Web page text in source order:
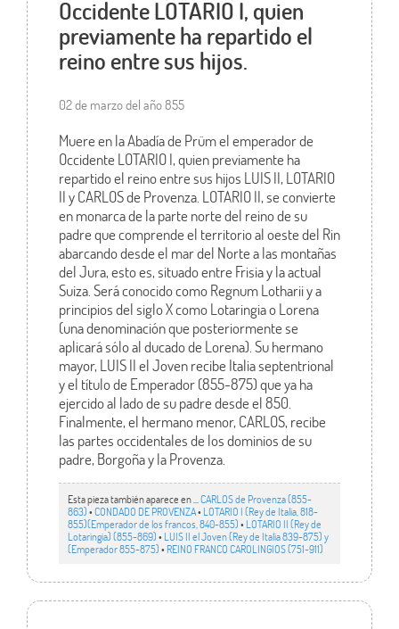
Occidente LOTARIO I, quien
previamente ha repartido el
reino entre sus hijos.
02 de marzo del año 855
Muere en la Abadía de Prüm el emperador de
Occidente LOTARIO I, quien previamente ha
repartido el reino entre sus hijos LUIS II, LOTARIO
II y CARLOS de Provenza. LOTARIO II, se convierte
en monarca de la parte norte del reino de su
padre que comprende el territorio al oeste del Rin
abarcando desde el mar del Norte a las montañas
del Jura, esto es, situado entre Frisia y la actual
Suiza. Será conocido como Regnum Lotharii y a
principios del siglo X como Lotaringia o Lorena
(una denominación que posteriormente se
aplicará sólo al ducado de Lorena). Su hermano
mayor, LUIS II el Joven recibe Italia septentrional
y el título de Emperador (855-875) que ya ha
ejercido al lado de su padre desde el 850.
Finalmente, el hermano menor, CARLOS, recibe
las partes occidentales de los dominios de su
padre, Borgoña y la Provenza.
Esta pieza también aparece en ... CARLOS de Provenza (855-
863)•CONDADO DE PROVENZA• LOTARIO I (Rey de Italia, 818-
855)(Emperador de los francos, 840-855)• LOTARIO II (Rey de
Lotaringia) (855-869)• LUIS II el Joven (Rey de Italia 839-875) y
(Emperador 855-875)• REINO FRANCO CAROLINGIOS (751-911)